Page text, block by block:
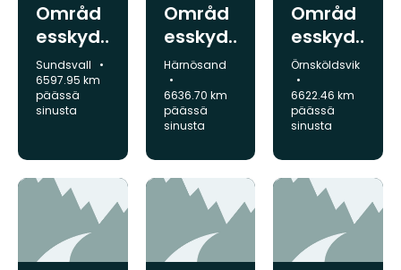
Områd
esskyd
dsinfor
mation,
Sundsjö
Kunta:
Sundsvall
6597.95 km
päässä
sinusta
Områd
esskyd
dsinfor
mation,
Brånså
n
Kunta:
Härnösand
6636.70 km
päässä
sinusta
Områd
esskyd
dsinfor
mation,
Herrber
gsliden
Kunta:
Örnsköldsvik
6622.46 km
päässä
sinusta